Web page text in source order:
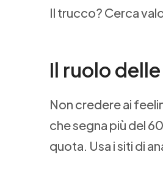
Il trucco? Cerca
Il ruolo
Non credere ai
che segna più del
quota. Usa i siti di